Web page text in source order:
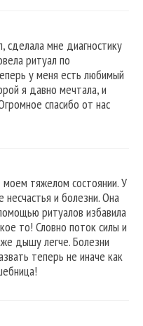
мне диагностику
ритуал по
у меня есть любимый
я давно мечтала, и
спасибо от нас
моем тяжелом состоянии. У
несчастья и болезни. Она
ритуалов избавила
то! Словно поток силы и
дышу легче. Болезни
теперь не иначе как